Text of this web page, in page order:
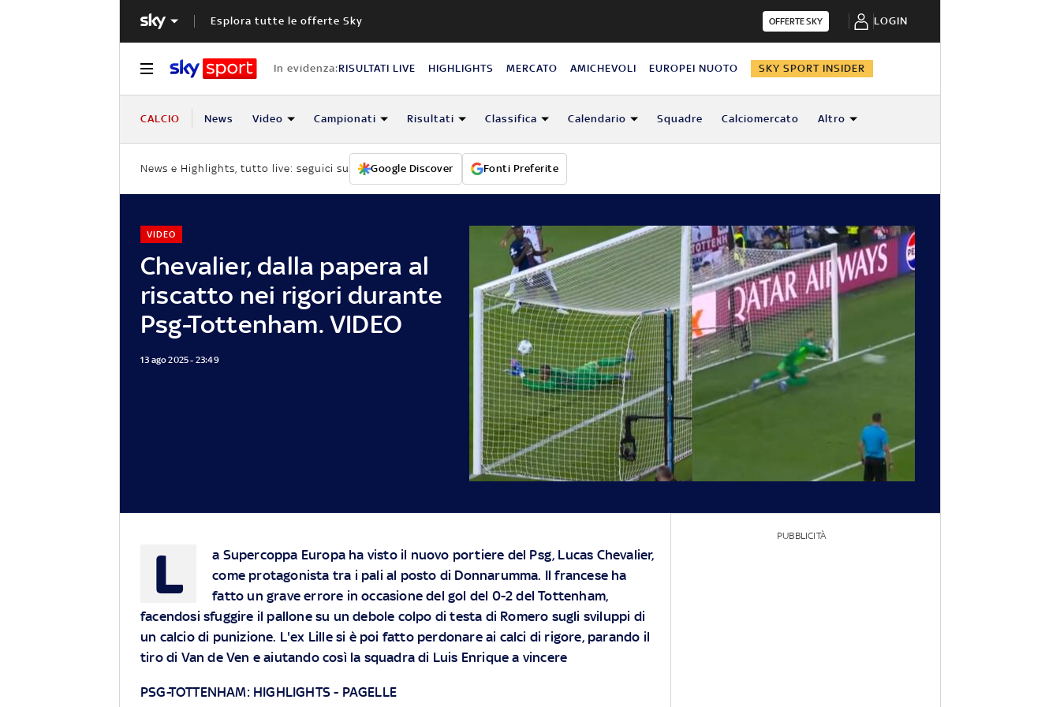
Esplora tutte le offerte Sky OFFERTE SKY LOGIN
In evidenza:RISULTATI LIVE HIGHLIGHTS MERCATO AMICHEVOLI EUROPEI NUOTO SKY SPORT INSIDER
CALCIO News Video Campionati Risultati Classifica Calendario Squadre Calciomercato Altro
News e Highlights, tutto live: seguici su Google Discover Fonti Preferite
Chevalier, dalla papera al
riscatto nei rigori durante
Psg-Tottenham. VIDEO
VIDEO
13 ago 2025 - 23:49
L
a Supercoppa Europa ha visto il nuovo portiere del Psg, Lucas Chevalier,
come protagonista tra i pali al posto di Donnarumma. Il francese ha
fatto un grave errore in occasione del gol del 0-2 del Tottenham,
facendosi sfuggire il pallone su un debole colpo di testa di Romero sugli sviluppi di
un calcio di punizione. L'ex Lille si è poi fatto perdonare ai calci di rigore, parando il
tiro di Van de Ven e aiutando così la squadra di Luis Enrique a vincere
PSG-TOTTENHAM: HIGHLIGHTS - PAGELLE
PUBBLICITÀ